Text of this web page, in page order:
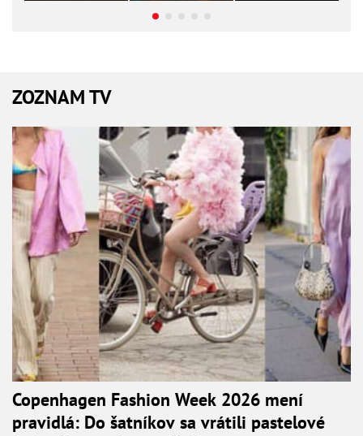
ZOZNAM TV
Copenhagen Fashion Week 2026 mení
pravidlá: Do šatníkov sa vrátili pastelové